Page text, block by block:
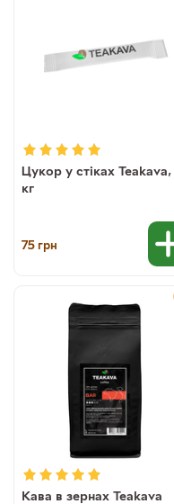
Цукор у стіках Teakava,
кг
75грн
Кава в зернах Teakava